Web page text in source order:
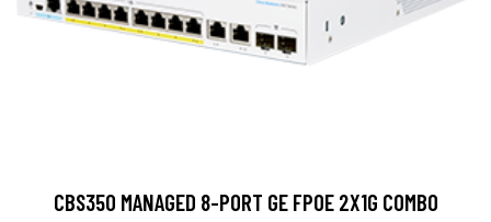
CBS350 MANAGED 8-PORT GE FPOE 2X1G COMBO